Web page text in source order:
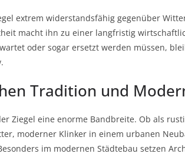
extrem widerstandsfähig gegenüber
macht ihn zu einer langfristig
oder sogar ersetzt werden müssen,
Tradition und
Ziegel eine enorme Bandbreite. Ob als
moderner Klinker in einem urbanen
im modernen Städtebau setzen